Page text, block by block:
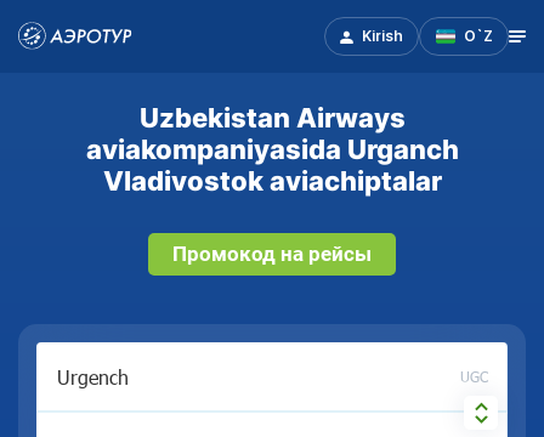
Kirish O`Z
Uzbekistan Airways
aviakompaniyasida Urganch
Vladivostok aviachiptalar
Промокод на рейсы
UGC